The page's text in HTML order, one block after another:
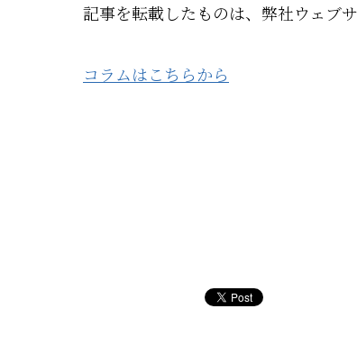
記事を転載したものは、弊社ウェブ
コラムはこちらから